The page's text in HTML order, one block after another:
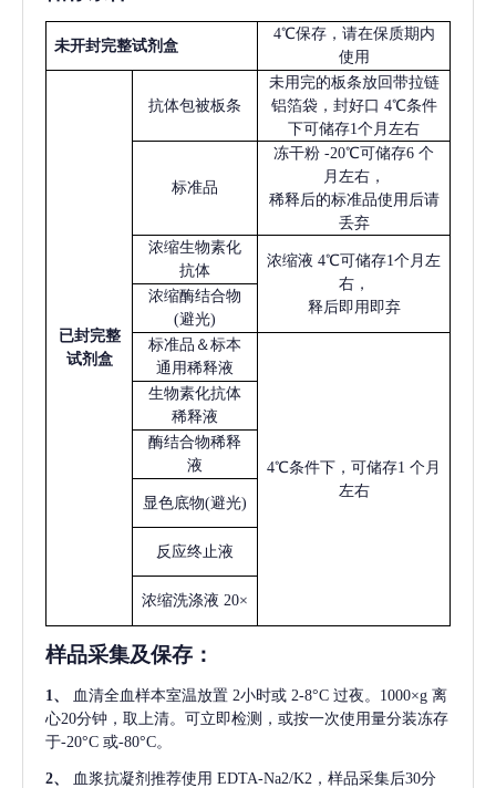
未开封完整试剂盒
4℃保存，请在保质期内
使用
已封完整
试剂盒
抗体包被板条
未用完的板条放回带拉链
铝箔袋，封好口 4℃条件
下可储存1个月左右
标准品
冻干粉 -20℃可储存6 个
月左右，
稀释后的标准品使用后请
丢弃
浓缩生物素化
抗体
浓缩液 4℃可储存1个月左
右，
释后即用即弃
浓缩酶结合物
(避光)
标准品＆标本
通用稀释液
4℃条件下，可储存1 个月
左右
生物素化抗体
稀释液
酶结合物稀释
液
显色底物(避光)
反应终止液
浓缩洗涤液 20×
样品采集及保存 ：
1、 血清全血样本室温放置 2小时或 2-8°C 过夜。1000×g 离
心20分钟，取上清。可立即检测，或按一次使用量分装冻存
于-20°C 或-80°C。
2、 血浆抗凝剂推荐使用 EDTA-Na2/K2，样品采集后30分